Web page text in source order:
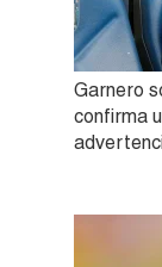
Garnero
confirma